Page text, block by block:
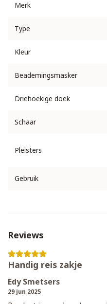
Merk
Type
Kleur
Beademingsmasker
Driehoekige doek
Schaar
Pleisters
Gebruik
Reviews
Handig reis zakje
Edy Smetsers
29 jun 2025